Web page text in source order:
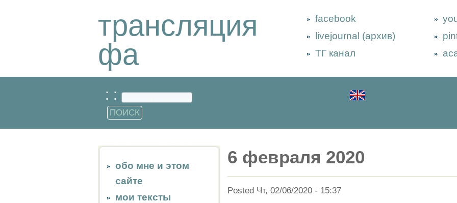
трансляция
фа
facebook
livejournal (архив)
ТГ канал
: :
обо мне и этом
сайте
мои тексты
6 февраля 2020
Posted Чт, 02/06/2020 - 15:37